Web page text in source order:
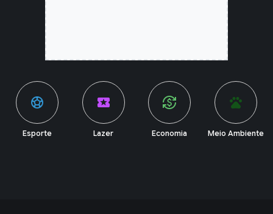
sports_soccer
Esporte
local_activity
Lazer
currency_exchange
Economia
pets
Meio Ambiente